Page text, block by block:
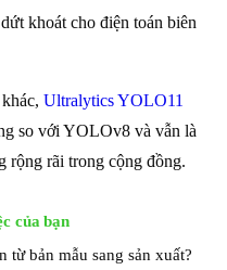
khoát cho điện toán biên
Ultralytics YOLO11
so với YOLOv8 và vẫn là
rộng rãi trong cộng đồng.
của bạn
từ bản mẫu sang sản xuất?